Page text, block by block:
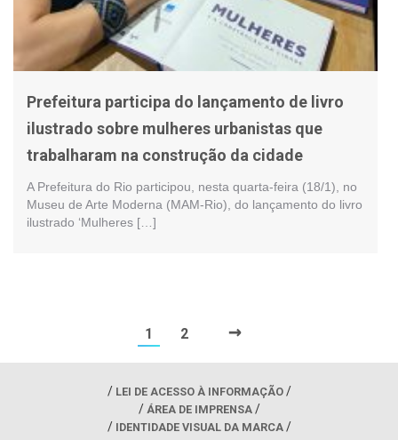
Prefeitura participa do lançamento de livro
ilustrado sobre mulheres urbanistas que
trabalharam na construção da cidade
A Prefeitura do Rio participou, nesta quarta-feira (18/1), no
Museu de Arte Moderna (MAM-Rio), do lançamento do livro
ilustrado ‘Mulheres […]
1 2 →
LEI DE ACESSO À INFORMAÇÃO
ÁREA DE IMPRENSA
IDENTIDADE VISUAL DA MARCA